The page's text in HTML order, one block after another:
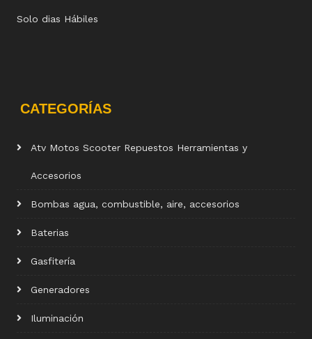
Solo dias Hábiles
CATEGORÍAS
Atv Motos Scooter Repuestos Herramientas y
Accesorios
Bombas agua, combustible, aire, accesorios
Baterias
Gasfitería
Generadores
Iluminación